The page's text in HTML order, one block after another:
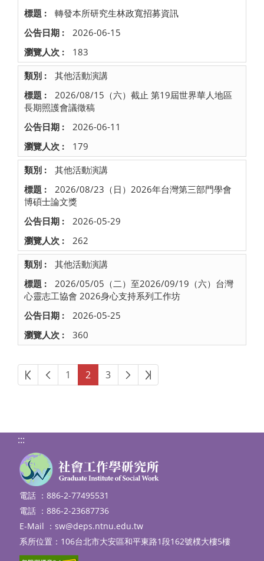
轉發本所研究生林政寬招募資訊
2026-06-15
183
其他活動演講
2026/08/15（六）截止 第19屆世界華人地區
長期照護會議徵稿
2026-06-11
179
其他活動演講
2026/08/23（日）2026年台灣第三部門學會
博碩士論文獎
2026-05-29
262
其他活動演講
2026/05/05（二）至2026/09/19（六）台灣
心靈志工協會 2026身心支持系列工作坊
2026-05-25
360
第一頁上一頁
1 2 3 下一頁最後頁
:::
電話 ：886-2-77495531
電話 ：886-2-23687736
E-Mail ： sw@deps.ntnu.edu.tw
系所位置：106台北市大安區和平東路1段162號樸大樓5樓